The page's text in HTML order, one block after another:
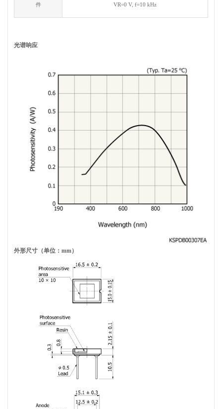
件
VR=0 V, f=10 kHz
光谱响应
外形尺寸（单位：mm）